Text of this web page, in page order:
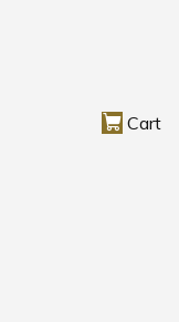
Cart